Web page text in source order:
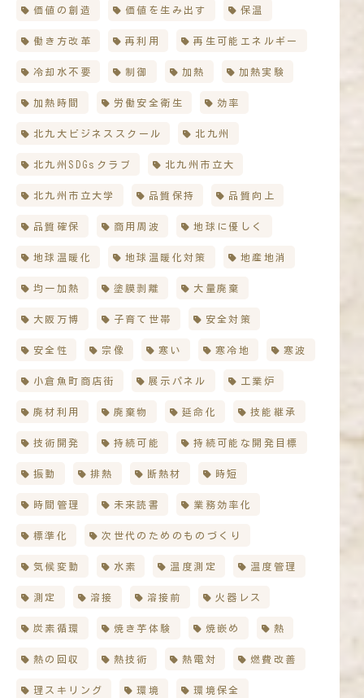
価値の創造 価値を生み出す 保温
働き方改革 再利用 再生可能エネルギー
冷却水不要 制御 加熱 加熱実験
加熱時間 労働安全衛生 効率
北九大ビジネススクール 北九州
北九州SDGsクラブ 北九州市立大
北九州市立大学 品質保持 品質向上
品質確保 商用周波 地球に優しく
地球温暖化 地球温暖化対策 地産地消
均一加熱 塗膜剥離 大量廃棄
大阪万博 子育て世帯 安全対策
安全性 宗像 寒い 寒冷地 寒波
小倉魚町商店街 展示パネル 工業炉
廃材利用 廃棄物 延命化 技能継承
技術開発 持続可能 持続可能な開発目標
振動 排熱 断熱材 時短
時間管理 未来読書 業務効率化
標準化 次世代のためのものづくり
気候変動 水素 温度測定 温度管理
測定 溶接 溶接前 火器レス
炭素循環 焼き芋体験 焼嵌め 熱
熱の回収 熱技術 熱電対 燃費改善
理スキリング 環境 環境保全